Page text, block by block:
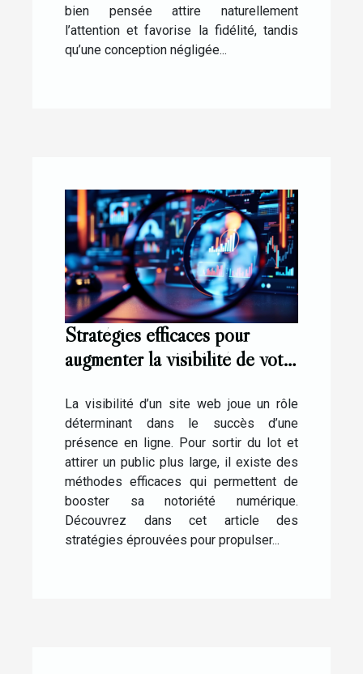
bien pensée attire naturellement
l’attention et favorise la fidélité, tandis
qu’une conception négligée...
Stratégies efficaces pour
augmenter la visibilité de votre
La visibilité d’un site web joue un rôle
déterminant dans le succès d’une
présence en ligne. Pour sortir du lot et
attirer un public plus large, il existe des
méthodes efficaces qui permettent de
booster sa notoriété numérique.
Découvrez dans cet article des
stratégies éprouvées pour propulser...